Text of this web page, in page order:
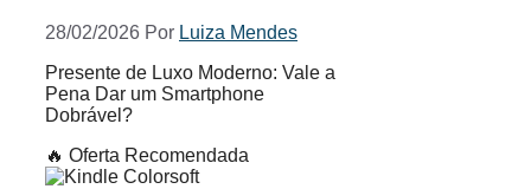
28/02/2026 Por Luiza Mendes
Presente de Luxo Moderno: Vale a
Pena Dar um Smartphone
Dobrável?
🔥 Oferta Recomendada